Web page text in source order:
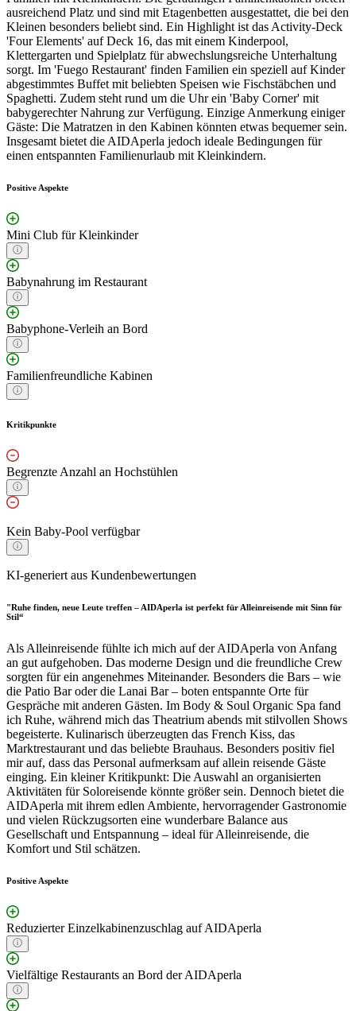
ausreichend Platz und sind mit Etagenbetten ausgestattet, die bei den
Kleinen besonders beliebt sind. Ein Highlight ist das Activity-Deck
'Four Elements' auf Deck 16, das mit einem Kinderpool,
Klettergarten und Spielplatz für abwechslungsreiche Unterhaltung
sorgt. Im 'Fuego Restaurant' finden Familien ein speziell auf Kinder
abgestimmtes Buffet mit beliebten Speisen wie Fischstäbchen und
Spaghetti. Zudem steht rund um die Uhr ein 'Baby Corner' mit
babygerechter Nahrung zur Verfügung. Einzige Anmerkung einiger
Gäste: Die Matratzen in den Kabinen könnten etwas bequemer sein.
Insgesamt bietet die AIDAperla jedoch ideale Bedingungen für
einen entspannten Familienurlaub mit Kleinkindern.
Positive Aspekte
Mini Club für Kleinkinder
Babynahrung im Restaurant
Babyphone-Verleih an Bord
Familienfreundliche Kabinen
Kritikpunkte
Begrenzte Anzahl an Hochstühlen
Kein Baby-Pool verfügbar
KI-generiert aus Kundenbewertungen
"Ruhe finden, neue Leute treffen – AIDAperla ist perfekt für Alleinreisende mit Sinn für
Stil“
Als Alleinreisende fühlte ich mich auf der AIDAperla von Anfang
an gut aufgehoben. Das moderne Design und die freundliche Crew
sorgten für ein angenehmes Miteinander. Besonders die Bars – wie
die Patio Bar oder die Lanai Bar – boten entspannte Orte für
Gespräche mit anderen Gästen. Im Body & Soul Organic Spa fand
ich Ruhe, während mich das Theatrium abends mit stilvollen Shows
begeisterte. Kulinarisch überzeugten das French Kiss, das
Marktrestaurant und das beliebte Brauhaus. Besonders positiv fiel
mir auf, dass das Personal aufmerksam auf allein reisende Gäste
einging. Ein kleiner Kritikpunkt: Die Auswahl an organisierten
Aktivitäten für Soloreisende könnte größer sein. Dennoch bietet die
AIDAperla mit ihrem edlen Ambiente, hervorragender Gastronomie
und vielen Rückzugsorten eine wunderbare Balance aus
Gesellschaft und Entspannung – ideal für Alleinreisende, die
Komfort und Stil schätzen.
Positive Aspekte
Reduzierter Einzelkabinenzuschlag auf AIDAperla
Vielfältige Restaurants an Bord der AIDAperla